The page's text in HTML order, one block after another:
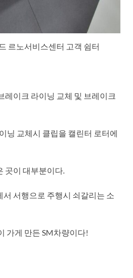
르노서비스센터 고객 쉼터
레이크 라이닝 교체 및 브레이크
닝 교체시 클립을 캘린터 로터에
곳이 대부분이다.
서행으로 주행시 쇠갈리는 소
가게 만든 SM차량이다!